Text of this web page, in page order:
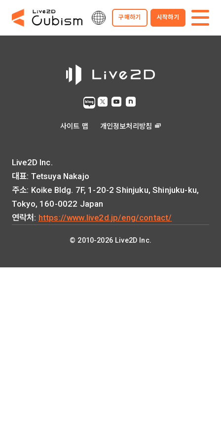
구매하기 시작하기
사이트 맵 개인정보처리방침
Live2D Inc.
대표: Tetsuya Nakajo
주소: Koike Bldg. 7F, 1-20-2 Shinjuku, Shinjuku-ku,
Tokyo, 160-0022 Japan
연락처: https://www.live2d.jp/eng/contact/
© 2010-2026 Live2D Inc.